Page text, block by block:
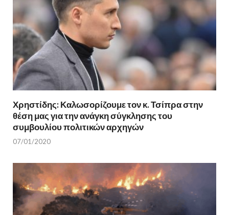
Χρηστίδης: Καλωσορίζουμε τον κ. Τσίπρα στην
θέση μας για την ανάγκη σύγκλησης του
συμβουλίου πολιτικών αρχηγών
07/01/2020